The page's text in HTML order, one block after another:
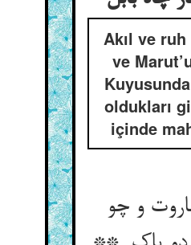
Akıl ve
ve
oldukları
içinde
و چو